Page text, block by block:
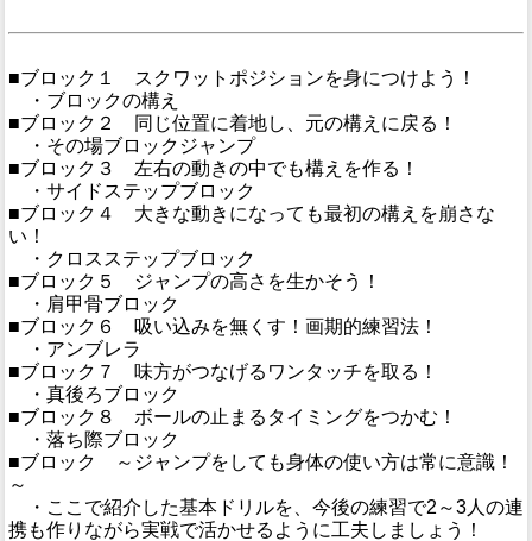
■ブロック１ スクワットポジションを身につけよう！
・ブロックの構え
■ブロック２ 同じ位置に着地し、元の構えに戻る！
・その場ブロックジャンプ
■ブロック３ 左右の動きの中でも構えを作る！
・サイドステップブロック
■ブロック４ 大きな動きになっても最初の構えを崩さな
い！
・クロスステップブロック
■ブロック５ ジャンプの高さを生かそう！
・肩甲骨ブロック
■ブロック６ 吸い込みを無くす！画期的練習法！
・アンブレラ
■ブロック７ 味方がつなげるワンタッチを取る！
・真後ろブロック
■ブロック８ ボールの止まるタイミングをつかむ！
・落ち際ブロック
■ブロック ～ジャンプをしても身体の使い方は常に意識！
～
・ここで紹介した基本ドリルを、今後の練習で2～3人の連
携も作りながら実戦で活かせるように工夫しましょう！